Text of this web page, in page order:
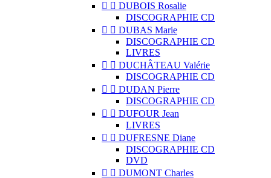
  DUBOIS Rosalie
DISCOGRAPHIE CD
  DUBAS Marie
DISCOGRAPHIE CD
LIVRES
  DUCHÂTEAU Valérie
DISCOGRAPHIE CD
  DUDAN Pierre
DISCOGRAPHIE CD
  DUFOUR Jean
LIVRES
  DUFRESNE Diane
DISCOGRAPHIE CD
DVD
  DUMONT Charles